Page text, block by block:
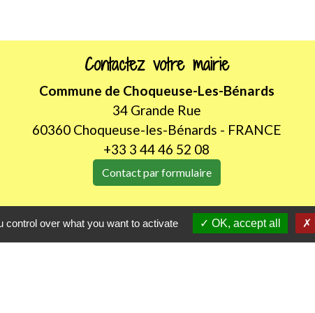
Contactez votre mairie
Commune de Choqueuse-Les-Bénards
34 Grande Rue
60360 Choqueuse-les-Bénards - FRANCE
+33 3 44 46 52 08
Contact par formulaire
Horaires d'ouverture au public
LUNDI de 8H30 à 12h00
over what you want to activate OK, accept all